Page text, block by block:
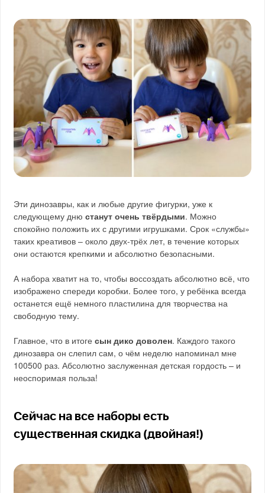
Эти динозавры, как и любые другие фигурки, уже к
следующему днюстанут очень твёрдыми. Можно
спокойно положить их с другими игрушками. Срок «службы»
таких креативов – около двух-трёх лет, в течение которых
они остаются крепкими и абсолютно безопасными.
А набора хватит на то, чтобы воссоздать абсолютно всё, что
изображено спереди коробки. Более того, у ребёнка всегда
останется ещё немного пластилина для творчества на
свободную тему.
Главное, что в итогесын дико доволен. Каждого такого
динозавра он слепил сам, о чём неделю напоминал мне
100500 раз. Абсолютно заслуженная детская гордость – и
неоспоримая польза!
Сейчас на все наборы есть
существенная скидка (двойная!)